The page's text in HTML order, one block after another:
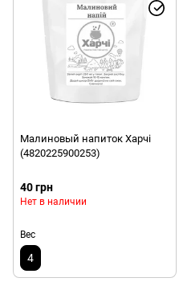
Малиновый напиток Харчі
(4820225900253)
40 грн
Нет в наличии
Вес
4